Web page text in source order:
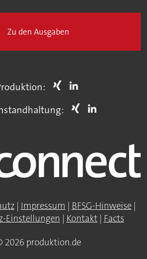
Zu den Ausgaben
| Impressum | BFSG-Hinweise|
Einstellungen | Kontakt| Facts
2026 produktion.de